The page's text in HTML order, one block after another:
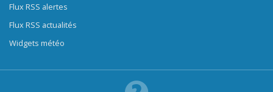
Flux RSS alertes
Flux RSS actualités
Widgets météo